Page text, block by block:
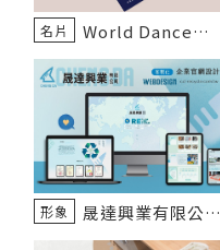
World Dance
名片
晟達興業有限公司
形象